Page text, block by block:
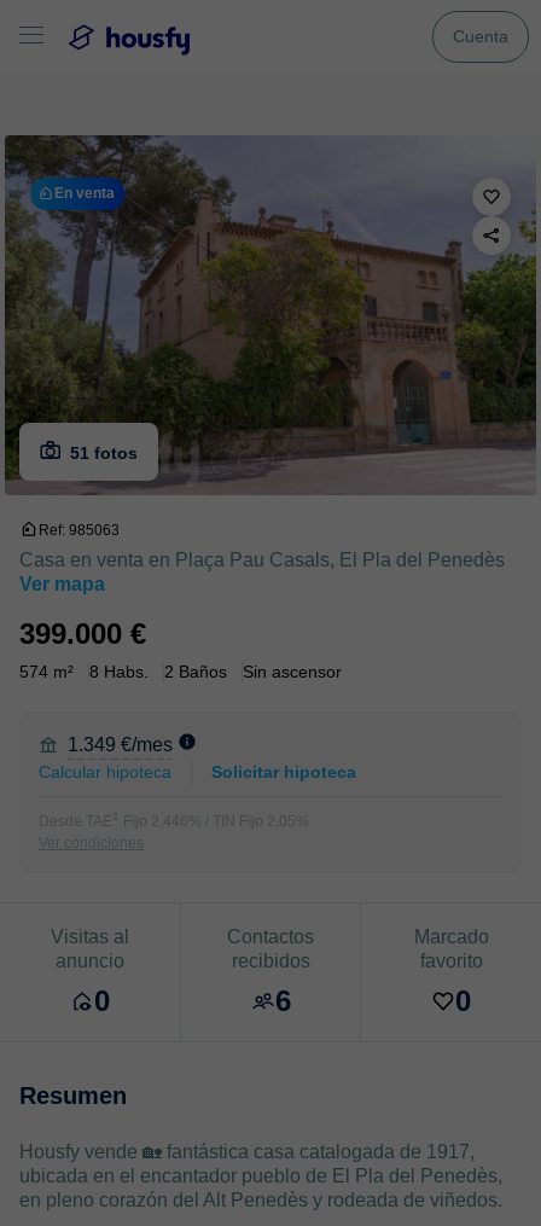
Cuenta
51 fotos
En venta
Ref: 985063
Casa en venta en Plaça Pau Casals, El Pla del Penedès
Ver mapa
399.000 €
574 m² 8 Habs. 2 Baños Sin ascensor
1.349 €/mes
Calcular hipoteca Solicitar hipoteca
Desde TAE 1
Fijo 2,446% / TIN Fijo 2,05%
Ver condiciones
Visitas al
anuncio
0
Contactos
recibidos
6
Marcado
favorito
0
Resumen
Housfy vende 🏡 fantástica casa catalogada de 1917,
ubicada en el encantador pueblo de El Pla del Penedès,
en pleno corazón del Alt Penedès y rodeada de viñedos.